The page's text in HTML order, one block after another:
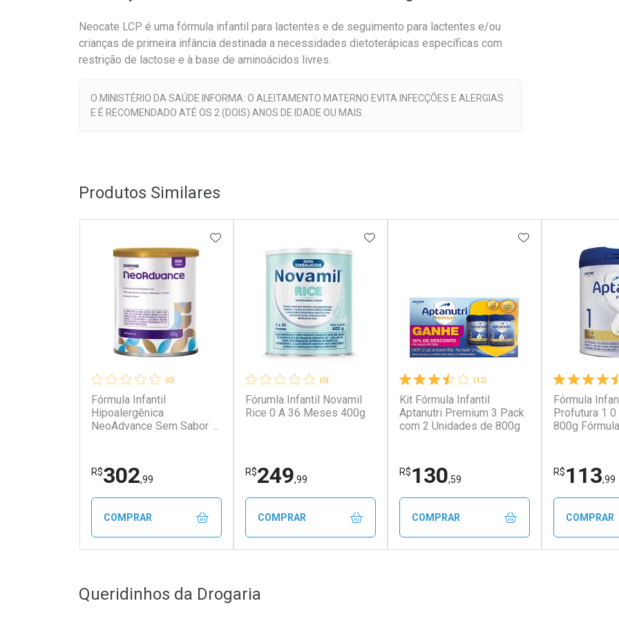
Neocate LCP é uma fórmula infantil para lactentes e de seguimento para lactentes e/ou
crianças de primeira infância destinada a necessidades dietoterápicas específicas com
restrição de lactose e à base de aminoácidos livres.
O MINISTÉRIO DA SAÚDE INFORMA: O ALEITAMENTO MATERNO EVITA INFECÇÕES E ALERGIAS
E É RECOMENDADO ATÉ OS 2 (DOIS) ANOS DE IDADE OU MAIS.
Produtos Similares
(0)
Fórmula Infantil
Hipoalergênica
NeoAdvance Sem Sabor 1
R$302,99
ADICIONAR AOS FAVORITOS
COMPRAR
Laboratório
Por Menos
(0)
Fórumla Infantil Novamil
Rice 0 A 36 Meses 400g
R$249,99
ADICIONAR AOS FAVORITOS
COMPRAR
Laboratório
Por Menos
(12)
Kit Fórmula Infantil
Aptanutri Premium 3 Pack
com 2 Unidades de 800g
R$130,59
ADICIONAR AOS
COMPRAR
Fórmula
Profutura 1
800g
R$113,99
COMPRAR
Queridinhos da Drogaria